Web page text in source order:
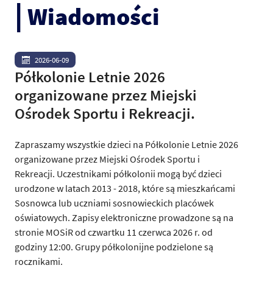
Wiadomości
2026-06-09
Półkolonie Letnie 2026
organizowane przez Miejski
Ośrodek Sportu i Rekreacji.
Zapraszamy wszystkie dzieci na Półkolonie Letnie 2026
organizowane przez Miejski Ośrodek Sportu i
Rekreacji. Uczestnikami półkolonii mogą być dzieci
urodzone w latach 2013 - 2018, które są mieszkańcami
Sosnowca lub uczniami sosnowieckich placówek
oświatowych. Zapisy elektroniczne prowadzone są na
stronie MOSiR od czwartku 11 czerwca 2026 r. od
godziny 12:00. Grupy półkolonijne podzielone są
rocznikami.